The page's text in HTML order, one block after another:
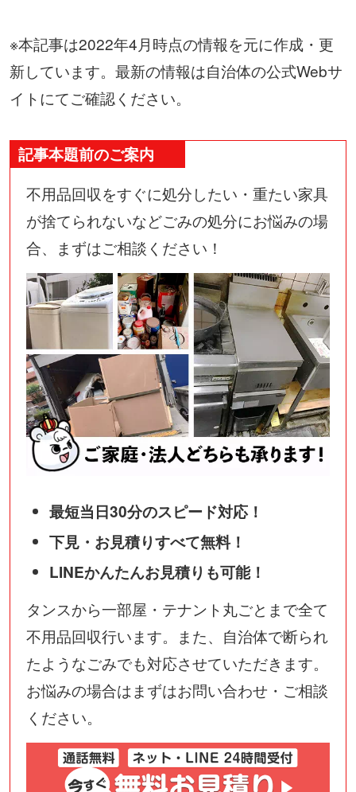
※本記事は2022年4月時点の情報を元に作成・更
新しています。最新の情報は自治体の公式Webサ
イトにてご確認ください。
記事本題前のご案内
不用品回収をすぐに処分したい・重たい家具
が捨てられないなどごみの処分にお悩みの場
合、まずはご相談ください！
最短当日30分のスピード対応！
下見・お見積りすべて無料！
LINEかんたんお見積りも可能！
タンスから一部屋・テナント丸ごとまで全て
不用品回収行います。また、自治体で断られ
たようなごみでも対応させていただきます。
お悩みの場合はまずはお問い合わせ・ご相談
ください。